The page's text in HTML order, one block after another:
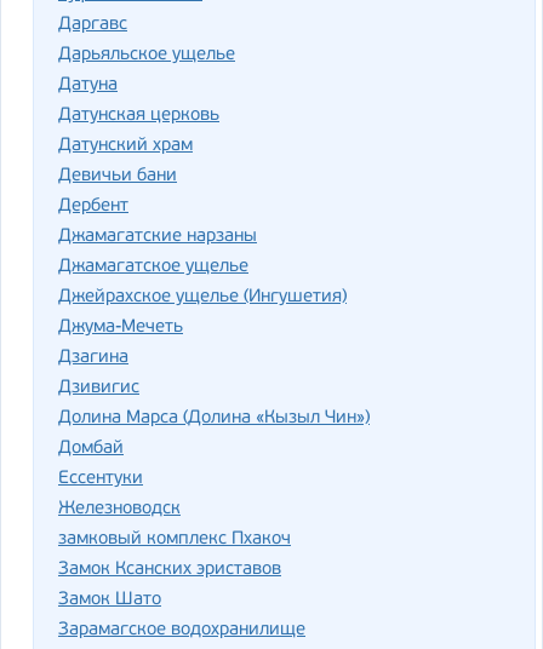
Даргавс
Дарьяльское ущелье
Датуна
Датунская церковь
Датунский храм
Девичьи бани
Дербент
Джамагатские нарзаны
Джамагатское ущелье
Джейрахское ущелье (Ингушетия)
Джума-Мечеть
Дзагина
Дзивигис
Долина Марса (Долина «Кызыл Чин»)
Домбай
Ессентуки
Железноводск
замковый комплекс Пхакоч
Замок Ксанских эриставов
Замок Шато
Зарамагское водохранилище